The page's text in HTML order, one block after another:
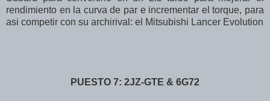
rendimiento en la curva de par e incrementar el torque, para
asi competir con su archirival: el Mitsubishi Lancer Evolution
PUESTO 7: 2JZ-GTE & 6G72